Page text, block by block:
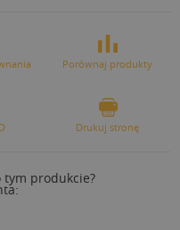
Porównaj produkty
Drukuj stronę
tym produkcie?